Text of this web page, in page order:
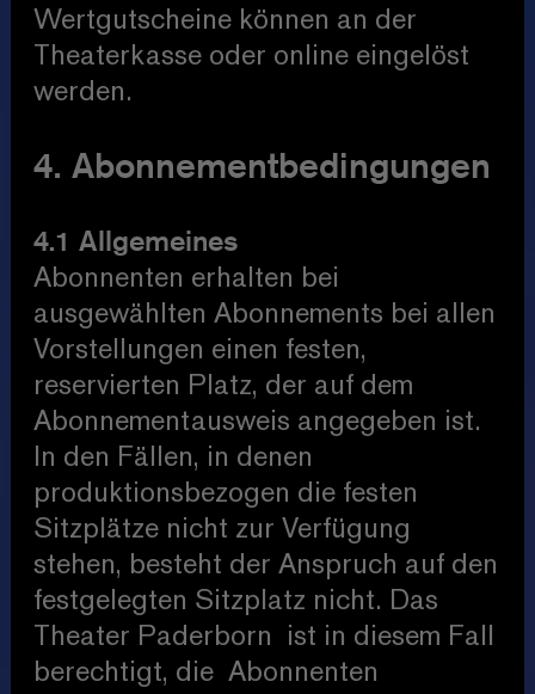
Wertgutscheine können an der
Theaterkasse oder online eingelöst
werden.
4. Abonnementbedingungen
4.1 Allgemeines
Abonnenten erhalten bei
ausgewählten Abonnements bei allen
Vorstellungen einen festen,
reservierten Platz, der auf dem
Abonnementausweis angegeben ist.
In den Fällen, in denen
produktionsbezogen die festen
Sitzplätze nicht zur Verfügung
stehen, besteht der Anspruch auf den
festgelegten Sitzplatz nicht. Das
Theater Paderborn ist in diesem Fall
berechtigt, die Abonnenten